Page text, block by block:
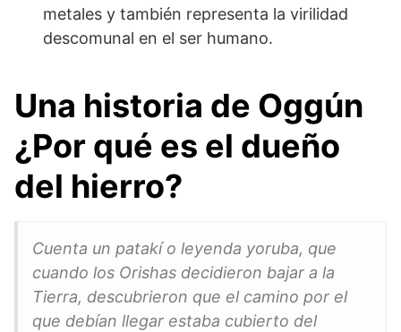
metales y también representa la virilidad
descomunal en el ser humano.
Una historia de Oggún
¿Por qué es el dueño
del hierro?
Cuenta un patakí o leyenda yoruba, que
cuando los Orishas decidieron bajar a la
Tierra, descubrieron que el camino por el
que debían llegar estaba cubierto del